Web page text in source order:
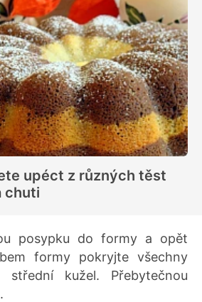
upéct z různých těst
chuti
posypku do formy a opět
formy pokryjte všechny
kužel. Přebytečnou